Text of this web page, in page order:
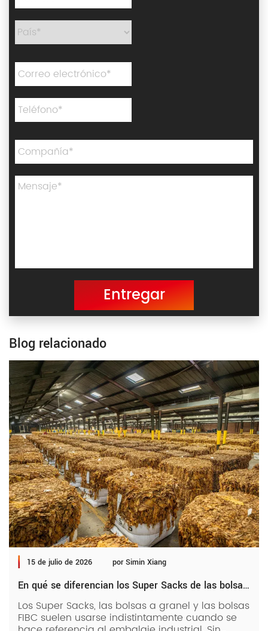
Entregar
Blog relacionado
15 de julio de 2026 por Simin Xiang
En qué se diferencian los Super Sacks de las bolsas a granel, las bolsas FIBC y otras
Los Super Sacks, las bolsas a granel y las bolsas
FIBC suelen usarse indistintamente cuando se